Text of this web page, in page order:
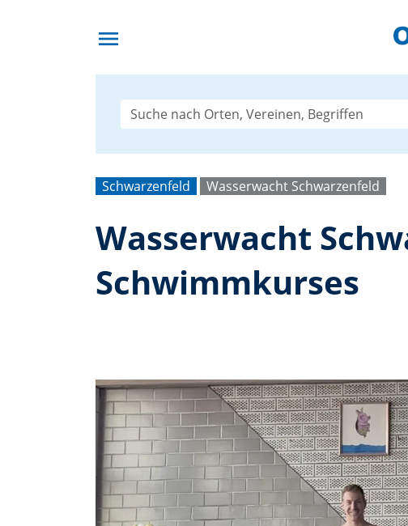
menu
Schwarzenfeld Wasserwacht Schwarzenfeld
Wasserwacht
Schwimmkurses